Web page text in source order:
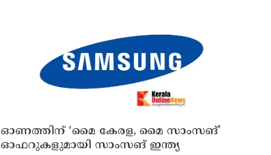
ഓണത്തിന് ‘മൈ കേരള, മൈ സാംസങ്’
ഓഫറുകളുമായി സാംസങ് ഇന്ത്യ